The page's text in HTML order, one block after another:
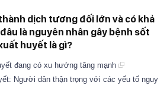
dịch tương đối lớn và có khả
là nguyên nhân gây bệnh sốt
huyết là gì?
đang có xu hướng tăng mạnh
Người dân thận trọng với các yếu tố nguy